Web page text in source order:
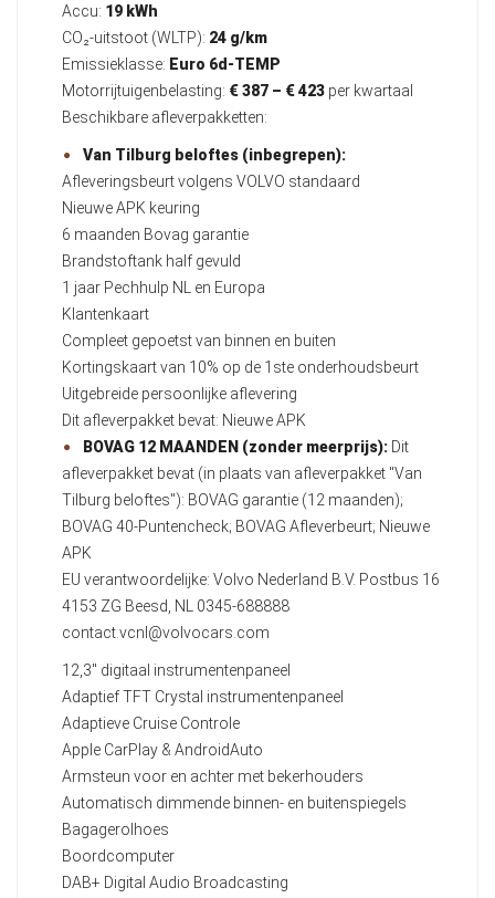
Accu: 19 kWh
CO₂-uitstoot (WLTP): 24 g/km
Emissieklasse: Euro 6d-TEMP
Motorrijtuigenbelasting: € 387 – € 423 per kwartaal
Beschikbare afleverpakketten:
Van Tilburg beloftes (inbegrepen):
Afleveringsbeurt volgens VOLVO standaard
Nieuwe APK keuring
6 maanden Bovag garantie
Brandstoftank half gevuld
1 jaar Pechhulp NL en Europa
Klantenkaart
Compleet gepoetst van binnen en buiten
Kortingskaart van 10% op de 1ste onderhoudsbeurt
Uitgebreide persoonlijke aflevering
Dit afleverpakket bevat: Nieuwe APK
BOVAG 12 MAANDEN (zonder meerprijs): Dit
afleverpakket bevat (in plaats van afleverpakket "Van
Tilburg beloftes"): BOVAG garantie (12 maanden);
BOVAG 40-Puntencheck; BOVAG Afleverbeurt; Nieuwe
APK
EU verantwoordelijke: Volvo Nederland B.V. Postbus 16
4153 ZG Beesd, NL 0345-688888
contact.vcnl@volvocars.com
12,3" digitaal instrumentenpaneel
Adaptief TFT Crystal instrumentenpaneel
Adaptieve Cruise Controle
Apple CarPlay & AndroidAuto
Armsteun voor en achter met bekerhouders
Automatisch dimmende binnen- en buitenspiegels
Bagagerolhoes
Boordcomputer
DAB+ Digital Audio Broadcasting